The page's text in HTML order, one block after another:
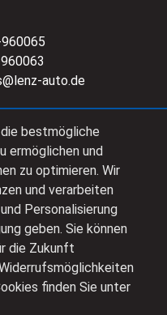
bestmögliche
ermöglichen und
zu optimieren. Wir
und verarbeiten
Personalisierung
geben. Sie können
die Zukunft
finden Sie unter
auto.de